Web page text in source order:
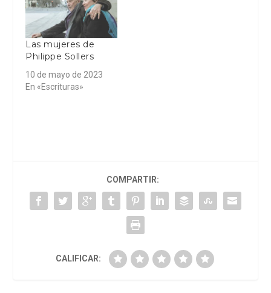
Las mujeres de
Philippe Sollers
10 de mayo de 2023
En «Escrituras»
COMPARTIR:
CALIFICAR: